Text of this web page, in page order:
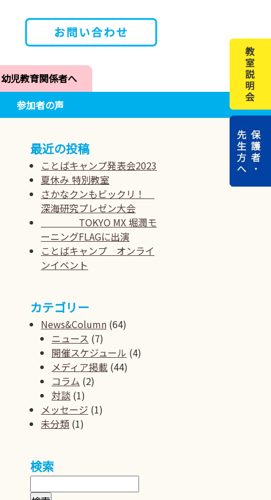
参加者の声
幼児教育関係者へ
最近の投稿
ことばキャンプ発表会2023
夏休み 特別教室
さかなクンもビックリ！
深海研究プレゼン大会
TOKYO MX 堀潤モ
ーニングFLAGに出演
ことばキャンプ オンライ
ンイベント
カテゴリー
News&Column (64)
ニュース (7)
開催スケジュール (4)
メディア掲載 (44)
コラム (2)
対談 (1)
メッセージ (1)
未分類 (1)
検索